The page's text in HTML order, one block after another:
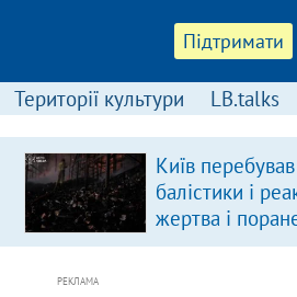
Підтримати
Території культури LB.talks
Київ
балістики і
жертва і
РЕКЛАМА